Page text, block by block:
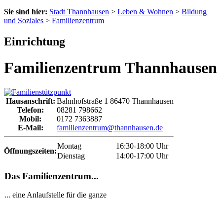
Sie sind hier: Stadt Thannhausen > Leben & Wohnen > Bildung
und Soziales > Familienzentrum
Einrichtung
Familienzentrum Thannhausen
Hausanschrift: Bahnhofstraße 1 86470 Thannhausen
Telefon:
08281 798662
Mobil:
0172 7363887
E-Mail:
familienzentrum@thannhausen.de
Öffnungszeiten:
Montag
16:30-18:00 Uhr
Dienstag
14:00-17:00 Uhr
Das Familienzentrum...
... eine Anlaufstelle für die ganze